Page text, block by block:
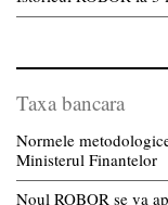
Taxa bancara
Normele
Ministerul Finantelor
Noul ROBOR se va